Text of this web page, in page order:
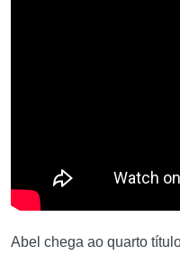
Abel chega ao quarto